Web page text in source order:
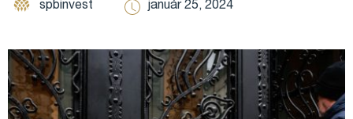
spbinvest január 25, 2024